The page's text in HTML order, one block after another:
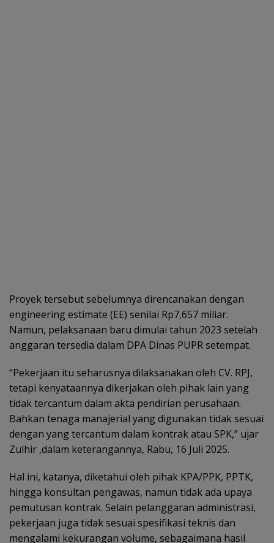
Proyek tersebut sebelumnya direncanakan dengan
engineering estimate (EE) senilai Rp7,657 miliar.
Namun, pelaksanaan baru dimulai tahun 2023 setelah
anggaran tersedia dalam DPA Dinas PUPR setempat.
“Pekerjaan itu seharusnya dilaksanakan oleh CV. RPJ,
tetapi kenyataannya dikerjakan oleh pihak lain yang
tidak tercantum dalam akta pendirian perusahaan.
Bahkan tenaga manajerial yang digunakan tidak sesuai
dengan yang tercantum dalam kontrak atau SPK,” ujar
Zulhir ,dalam keterangannya, Rabu, 16 Juli 2025.
Hal ini, katanya, diketahui oleh pihak KPA/PPK, PPTK,
hingga konsultan pengawas, namun tidak ada upaya
pemutusan kontrak. Selain pelanggaran administrasi,
pekerjaan juga tidak sesuai spesifikasi teknis dan
mengalami kekurangan volume, sebagaimana hasil